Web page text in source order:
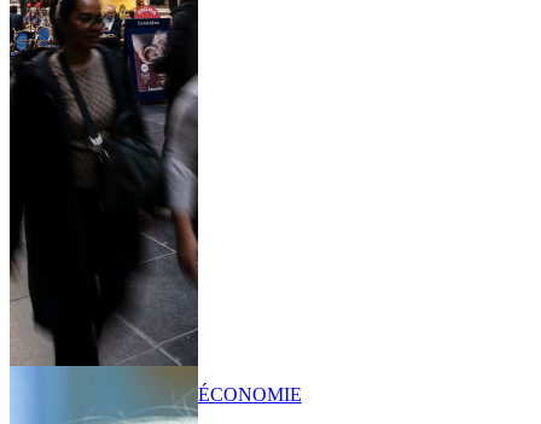
ÉCONOMIE